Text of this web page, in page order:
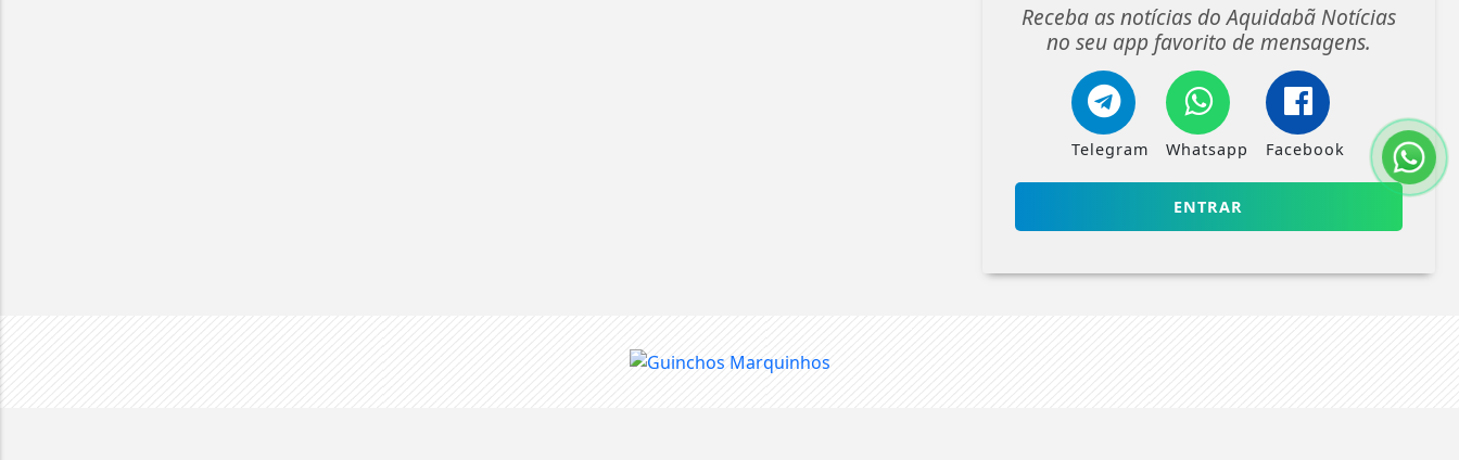
Receba as notícias do Aquidabã Notícias
no seu app favorito de mensagens.
Telegram Whatsapp Facebook
ENTRAR